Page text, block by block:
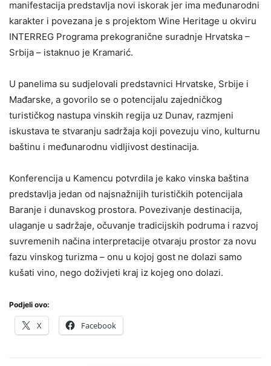
manifestacija predstavlja novi iskorak jer ima međunarodni
karakter i povezana je s projektom Wine Heritage u okviru
INTERREG Programa prekogranične suradnje Hrvatska –
Srbija – istaknuo je Kramarić.
U panelima su sudjelovali predstavnici Hrvatske, Srbije i
Mađarske, a govorilo se o potencijalu zajedničkog
turističkog nastupa vinskih regija uz Dunav, razmjeni
iskustava te stvaranju sadržaja koji povezuju vino, kulturnu
baštinu i međunarodnu vidljivost destinacija.
Konferencija u Kamencu potvrdila je kako vinska baština
predstavlja jedan od najsnažnijih turističkih potencijala
Baranje i dunavskog prostora. Povezivanje destinacija,
ulaganje u sadržaje, očuvanje tradicijskih podruma i razvoj
suvremenih načina interpretacije otvaraju prostor za novu
fazu vinskog turizma – onu u kojoj gost ne dolazi samo
kušati vino, nego doživjeti kraj iz kojeg ono dolazi.
Podjeli ovo:
X Facebook